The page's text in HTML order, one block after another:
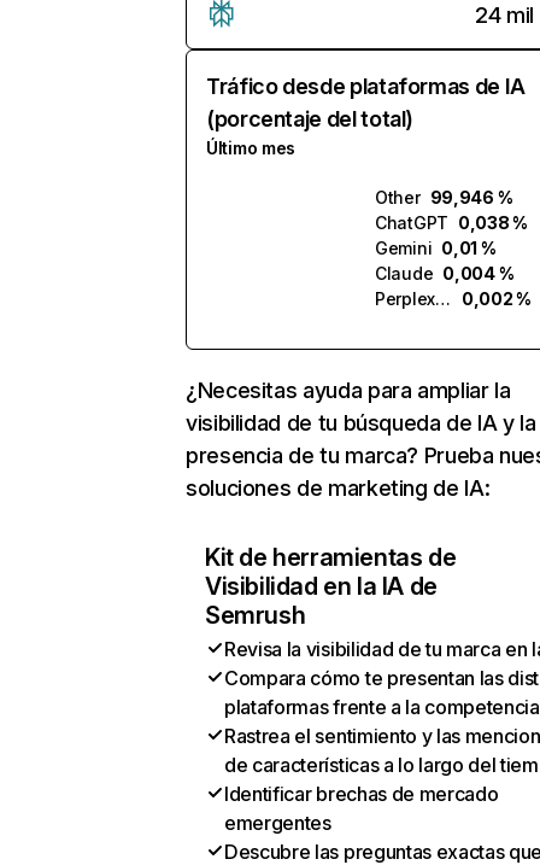
24 mil
Tráfico desde plataformas de IA
(porcentaje del total)
Último mes
Other 99,946 %
ChatGPT 0,038 %
Gemini 0,01 %
Claude 0,004 %
Perplexity
0,002 %
¿Necesitas ayuda para ampliar la
visibilidad de tu búsqueda de IA y la
presencia de tu marca? Prueba
soluciones de marketing de IA:
Kit de herramientas de
Visibilidad en la IA de
Semrush
Revisa la visibilidad de tu marca en
Compara cómo te presentan las
plataformas frente a la competencia
Rastrea el sentimiento y las
de características a lo largo del
Identificar brechas de mercado
emergentes
Descubre las preguntas exactas